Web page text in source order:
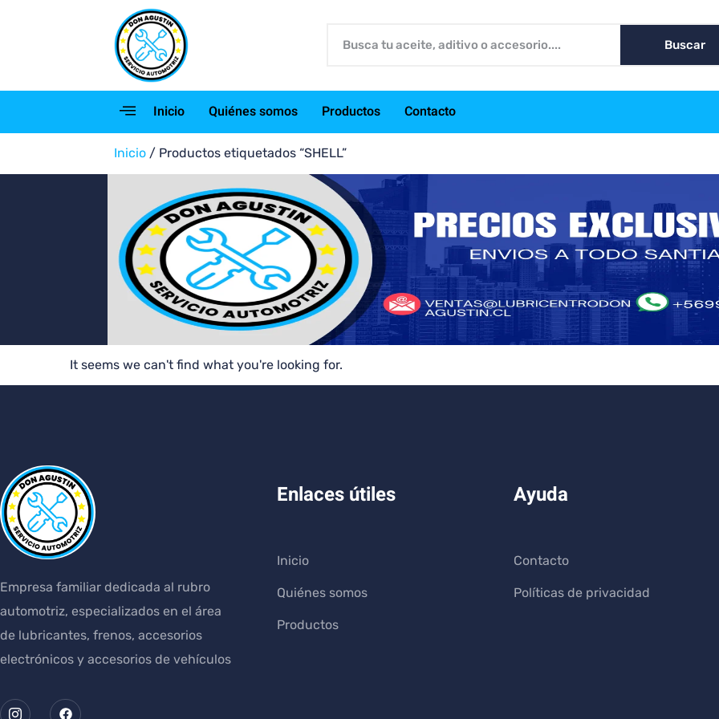
Buscar
Inicio Quiénes somos Productos Contacto
Inicio / Productos etiquetados “SHELL”
It seems we can't find what you're looking for.
Empresa familiar dedicada al rubro
automotriz, especializados en el área
de lubricantes, frenos, accesorios
electrónicos y accesorios de vehículos
Enlaces útiles
Inicio
Quiénes somos
Productos
Ayuda
Contacto
Políticas de privacidad